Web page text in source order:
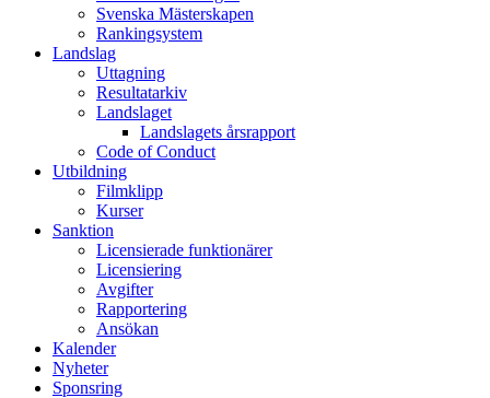
Svenska Mästerskapen
Rankingsystem
Landslag
Uttagning
Resultatarkiv
Landslaget
Landslagets årsrapport
Code of Conduct
Utbildning
Filmklipp
Kurser
Sanktion
Licensierade funktionärer
Licensiering
Avgifter
Rapportering
Ansökan
Kalender
Nyheter
Sponsring